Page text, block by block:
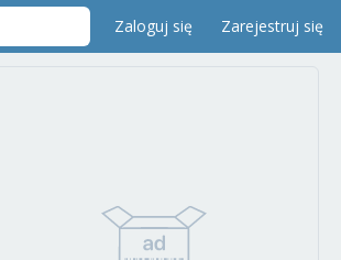
Zaloguj się Zarejestruj się